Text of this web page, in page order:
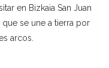
en Bizkaia San Juan
se une a tierra por
arcos.